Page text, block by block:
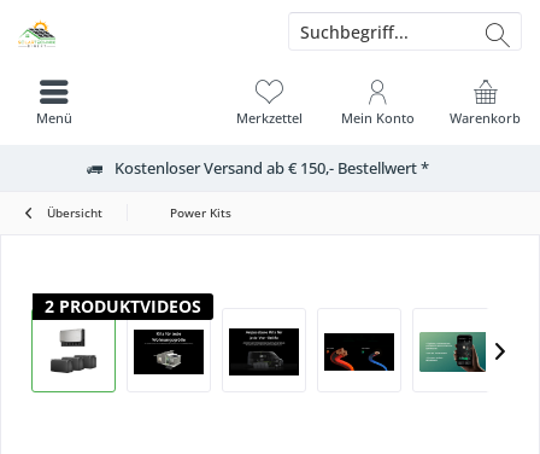
Kostenloser Versand ab € 150,- Bestellwert *
Warenkorb
Merkzettel Mein Konto
Menü
Übersicht Power Kits
2 PRODUKTVIDEOS